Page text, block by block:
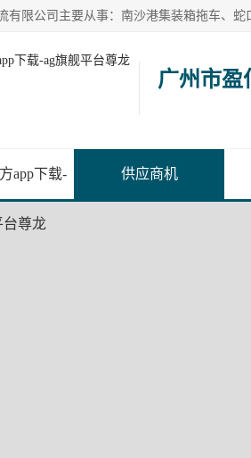
下载-ag旗舰平台尊龙
广州市盈
app下载-
台尊龙
供应商机